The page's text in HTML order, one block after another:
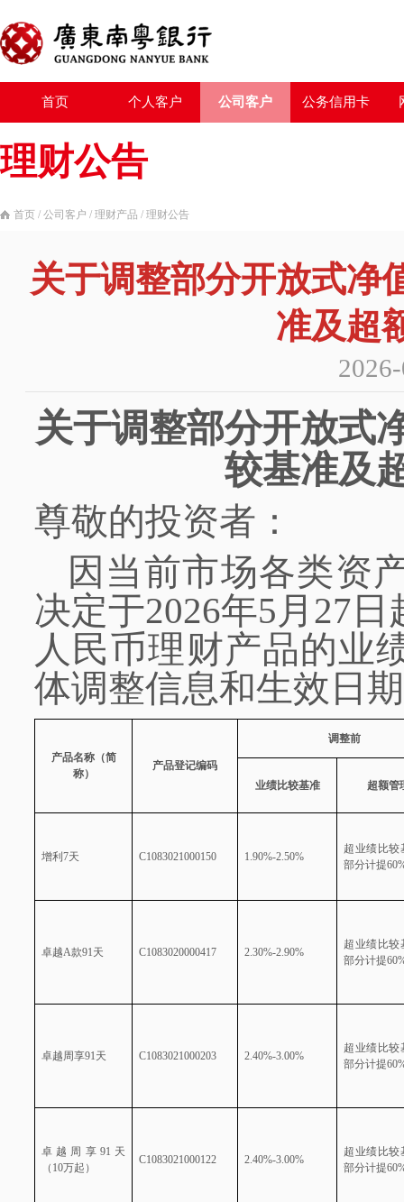
首页 个人客户 公司客户 公务信用卡
理财公告
首页 / 公司客户 / 理财产品 / 理财公告
关于调整部分开放式净
准及超
关于调整部分开放式
较基准及
尊敬的投资者：
因当前市场各类资
决定于2026年5 月 27 日
人民币理财产品的业
体调整信息和生效日期
产品名称（简
称）
产品登记编码
调整前
业绩比较基准 超额管
增利 7天 C1083021000150 1.90%-2.50%
超业绩比较
部分计提
卓越A款91天 C1083020000417 2.30%-2.90%
超业绩比较
部分计提
卓越周享91天 C1083021000203 2.40%-3.00%
超业绩比较
部分计提
卓越周享 91 天
（ 10万起）
C1083021000122 2.40%-3.00%
超业绩比较
部分计提